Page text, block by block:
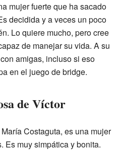
mujer fuerte que ha sacado
decidida y a veces un poco
Lo quiere mucho, pero cree
de manejar su vida. A su
amigas, incluso si eso
en el juego de bridge.
de Víctor
Costaguta, es una mujer
Es muy simpática y bonita.